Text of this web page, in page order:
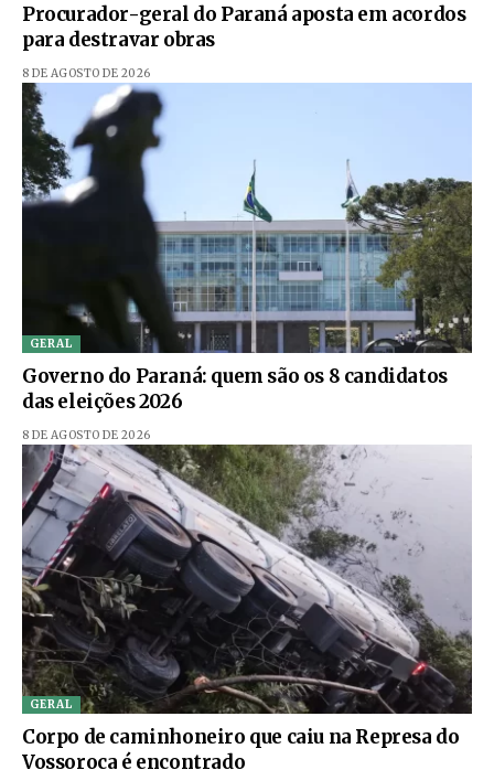
Procurador-geral do Paraná aposta em acordos
para destravar obras
8 DE AGOSTO DE 2026
GERAL
Governo do Paraná: quem são os 8 candidatos
das eleições 2026
8 DE AGOSTO DE 2026
GERAL
Corpo de caminhoneiro que caiu na Represa do
Vossoroca é encontrado